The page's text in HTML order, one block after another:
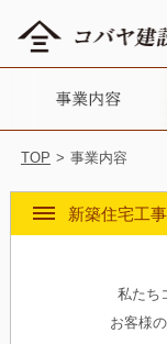
TOP > 事業内容
新築住宅工事
私たち
お客様